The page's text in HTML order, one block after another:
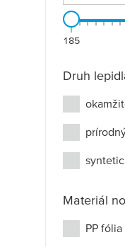
185
Druh
Materiál
PP fólia